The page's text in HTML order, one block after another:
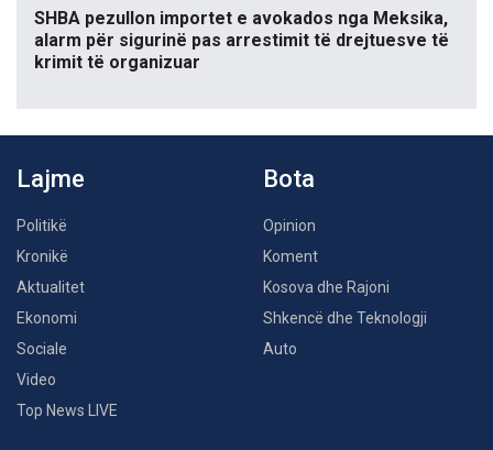
SHBA pezullon importet e avokados nga Meksika,
alarm për sigurinë pas arrestimit të drejtuesve të
krimit të organizuar
Lajme
Politikë
Kronikë
Aktualitet
Ekonomi
Sociale
Video
Top News LIVE
Bota
Opinion
Koment
Kosova dhe Rajoni
Shkencë dhe Teknologji
Auto